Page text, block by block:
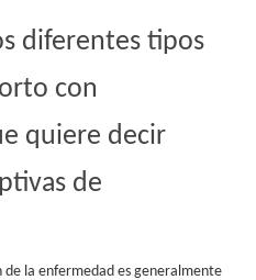
diferentes tipos
con
quiere decir
de
de la enfermedad es generalmente